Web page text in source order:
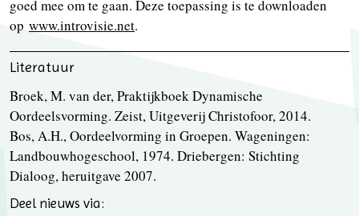
goed mee om te gaan. Deze toepassing is te downloaden
op www.introvisie.net.
Literatuur
Broek, M. van der, Praktijkboek Dynamische
Oordeelsvorming. Zeist, Uitgeverij Christofoor, 2014.
Bos, A.H., Oordeelvorming in Groepen. Wageningen:
Landbouwhogeschool, 1974. Driebergen: Stichting
Dialoog, heruitgave 2007.
Deel nieuws via: